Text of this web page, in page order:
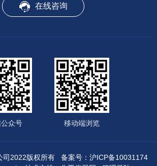
在线咨询
众号 移动端浏览
司2022版权所有 备案号：沪ICP备10031174